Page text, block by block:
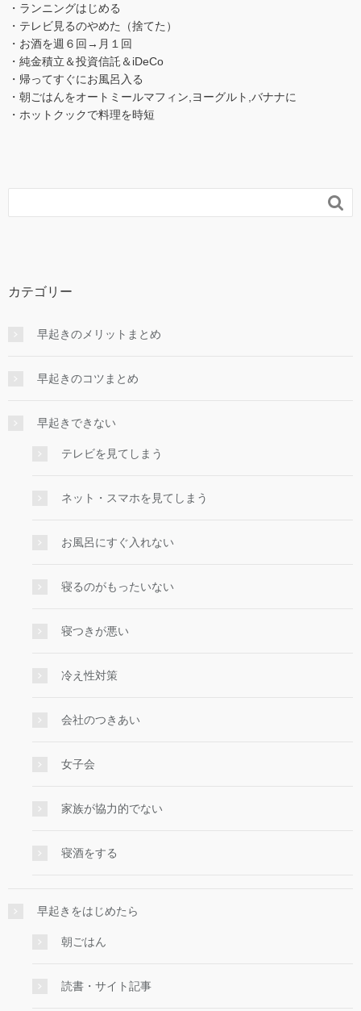
・ランニングはじめる
・テレビ見るのやめた（捨てた）
・お酒を週６回→月１回
・純金積立＆投資信託＆iDeCo
・帰ってすぐにお風呂入る
・朝ごはんをオートミールマフィン,ヨーグルト,バナナに
・ホットクックで料理を時短

カテゴリー
早起きのメリットまとめ
早起きのコツまとめ
早起きできない
テレビを見てしまう
ネット・スマホを見てしまう
お風呂にすぐ入れない
寝るのがもったいない
寝つきが悪い
冷え性対策
会社のつきあい
女子会
家族が協力的でない
寝酒をする
早起きをはじめたら
朝ごはん
読書・サイト記事